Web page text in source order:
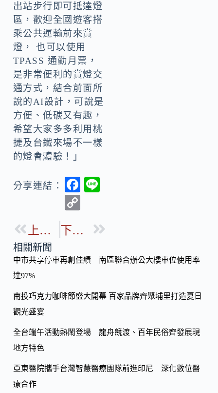
出站步行即可抵達燈
區，歡迎全國遊客搭
乘公共運輸前來賞
燈， 也可以使用
TPASS 通勤月票，
是非常便利的賞燈交
通方式，結合前面所
說的AI設計，可說是
方便、低碳又有趣，
希望大家多多利用桃
捷及台鐵來場不一樣
的燈會體驗！」
分享連結：
F
b
o
p
Li
k
上一篇 下一篇
相關新聞
中市共享停車再創佳績 南區聯合辦公大樓車位使用率
達97%
南投巧克力咖啡節盛大開幕 百家品牌齊聚埔里打造夏日
觀光盛宴
全台端午活動熱鬧登場 龍舟競渡、百年民俗齊發展現
地方特色
亞東醫院攜手台灣智慧醫療團隊前進印尼 深化數位醫
療合作